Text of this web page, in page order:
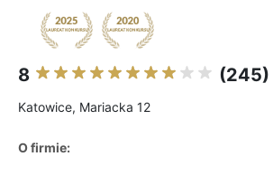
8 (245)
Katowice, Mariacka 12
O firmie: